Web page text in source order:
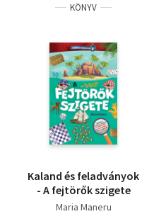
KÖNYV
Kaland és feladványok
- A fejtörők szigete
Maria Maneru